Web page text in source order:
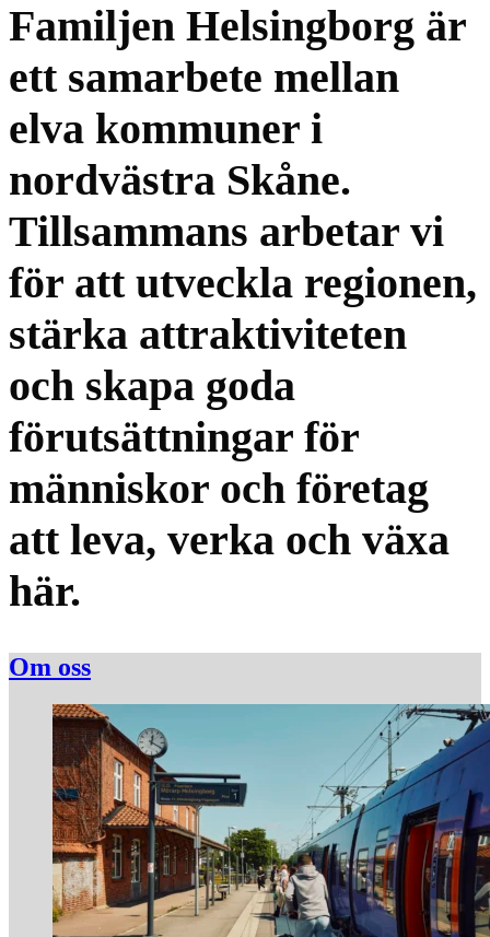
Familjen Helsingborg är
ett samarbete mellan
elva kommuner i
nordvästra Skåne.
Tillsammans arbetar vi
för att utveckla regionen,
stärka attraktiviteten
och skapa goda
förutsättningar för
människor och företag
att leva, verka och växa
här.
Om oss